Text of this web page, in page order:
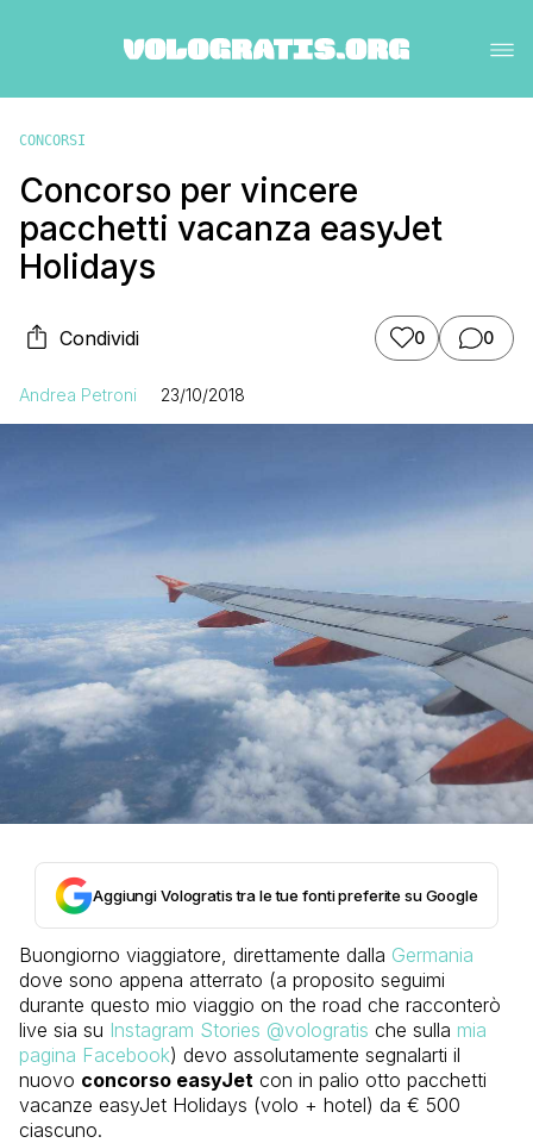
CONCORSI
Concorso per vincere
pacchetti vacanza easyJet
Holidays
Condividi 0 0
Andrea Petroni 23/10/2018
Aggiungi Vologratis tra le tue fonti preferite su Google
Buongiorno viaggiatore, direttamente dalla Germania
dove sono appena atterrato (a proposito seguimi
durante questo mio viaggio on the road che racconterò
live sia su Instagram Stories @vologratis che sulla mia
pagina Facebook) devo assolutamente segnalarti il
nuovo concorso easyJet con in palio otto pacchetti
vacanze easyJet Holidays (volo + hotel) da € 500
ciascuno.